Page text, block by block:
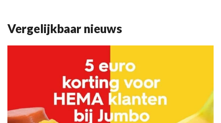
Vergelijkbaar nieuws